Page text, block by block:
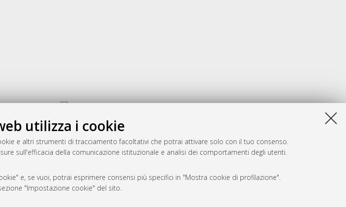
utilizza i cookie
e altri strumenti di tracciamento facoltativi che potrai attivare solo con il tuo consenso.
sull'efficacia della comunicazione istituzionale e analisi dei comportamenti degli utenti.
e, se vuoi, potrai esprimere consensi più specifici in "Mostra cookie di profilazione".
"Impostazione cookie" del sito.